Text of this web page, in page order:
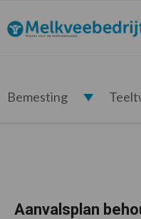
de
hoofdnavigatie
de
hoofd
de
eerste
de
voettekst
Melkveebedrijf.nl
Bemesting
Aanvalsplan